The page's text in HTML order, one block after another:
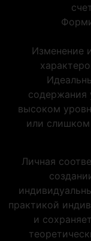
Изменение
содержания
высоком
или
Личная
практикой
и